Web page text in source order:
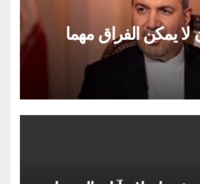
لا يمكن الفراق مهما